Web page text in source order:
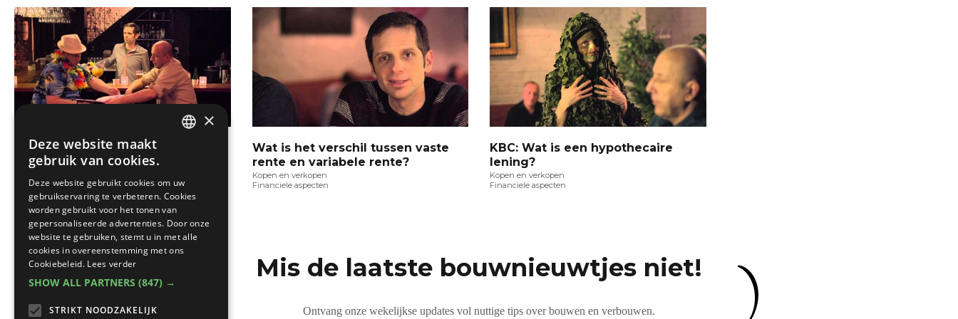
KBC: Wat is een renteherziening?
Kopen en verkopen
Financiele aspecten
Wat is het verschil tussen vaste
rente en variabele rente?
Kopen en verkopen
Financiele aspecten
KBC: Wat is een hypothecaire
lening?
Kopen en verkopen
Financiele aspecten
Mis de laatste bouwnieuwtjes niet!
Ontvang onze wekelijkse updates vol nuttige tips over bouwen en verbouwen.
×
Deze website maakt
gebruik van cookies.
Deze website gebruikt cookies om uw
gebruikservaring te verbeteren. Cookies
worden gebruikt voor het tonen van
gepersonaliseerde advertenties. Door onze
website te gebruiken, stemt u in met alle
cookies in overeenstemming met ons
Cookiebeleid. Lees verder
SHOW ALL PARTNERS (847) →
STRIKT NOODZAKELIJK